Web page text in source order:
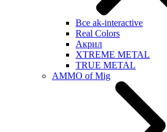
Все ak-interactive
Real Colors
Акрил
XTREME METAL
TRUE METAL
AMMO of Mig